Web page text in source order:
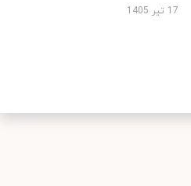
17 تیر 1405